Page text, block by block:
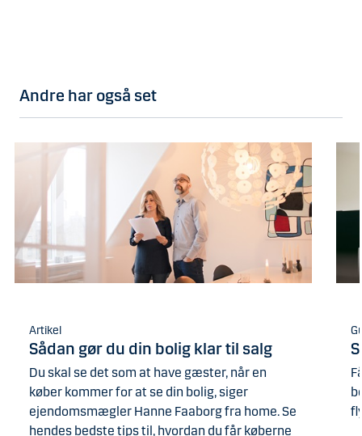
Andre har også set
Artikel
Sådan gør du din bolig klar til salg
Du skal se det som at have gæster, når en
køber kommer for at se din bolig, siger
ejendomsmægler Hanne Faaborg fra home. Se
hendes bedste tips til, hvordan du får køberne